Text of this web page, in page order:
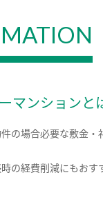
マンションと
の場合必要な敷金・
の経費削減にもおす